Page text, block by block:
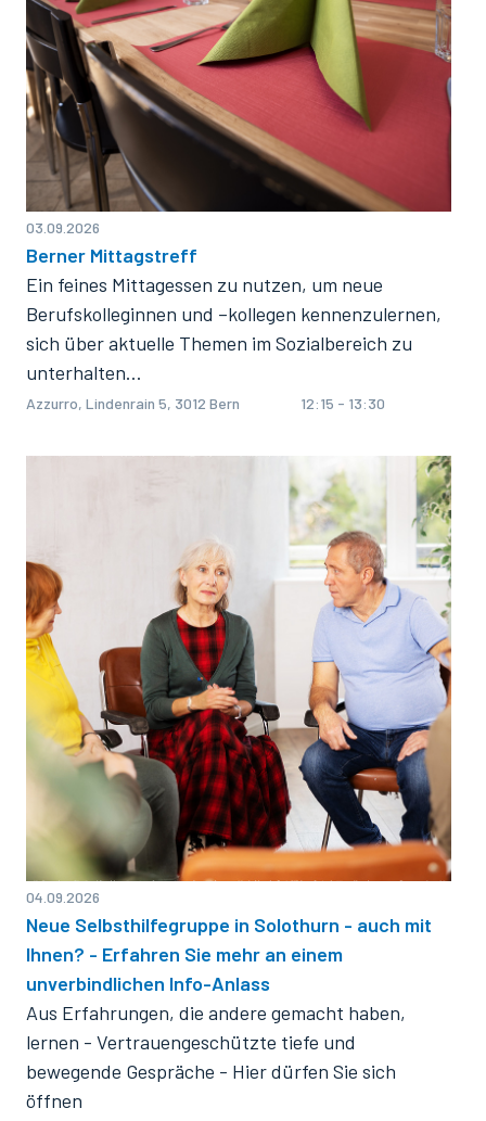
03.09.2026
Berner Mittagstreff
Ein feines Mittagessen zu nutzen, um neue
Berufskolleginnen und –kollegen kennenzulernen,
sich über aktuelle Themen im Sozialbereich zu
unterhalten…
Azzurro, Lindenrain 5, 3012 Bern 12:15 - 13:30
04.09.2026
Neue Selbsthilfegruppe in Solothurn - auch mit
Ihnen? - Erfahren Sie mehr an einem
unverbindlichen Info-Anlass
Aus Erfahrungen, die andere gemacht haben,
lernen - Vertrauengeschützte tiefe und
bewegende Gespräche - Hier dürfen Sie sich
öffnen